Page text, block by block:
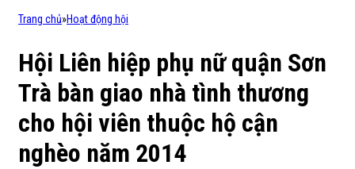
Trang chủ»Hoạt động hội
Hội Liên hiệp phụ nữ quận Sơn
Trà bàn giao nhà tình thương
cho hội viên thuộc hộ cận
nghèo năm 2014